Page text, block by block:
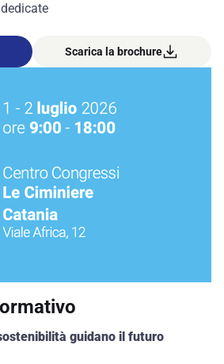
Scarica la brochure
guidano il futuro